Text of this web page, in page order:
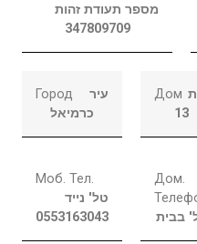
מספר תעודת זהות
347809709
Город
עיר
כרמיאל
Дом
13
Моб. Тел.
טל' נייד
0553163043
Дом.
בבית